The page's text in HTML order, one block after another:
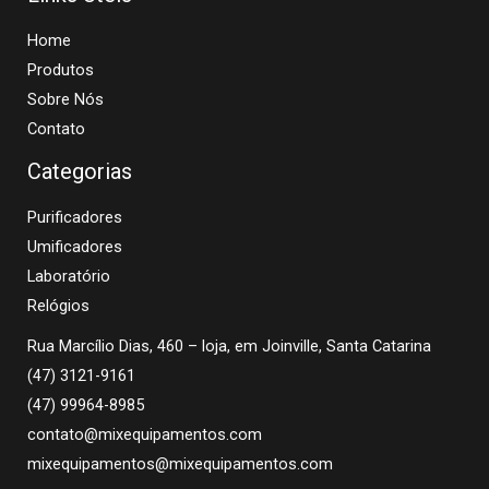
Home
Produtos
Sobre Nós
Contato
Categorias
Purificadores
Umificadores
Laboratório
Relógios
Rua Marcílio Dias, 460 – loja, em Joinville, Santa Catarina
(47) 3121-9161
(47) 99964-8985
contato@mixequipamentos.com
mixequipamentos@mixequipamentos.com